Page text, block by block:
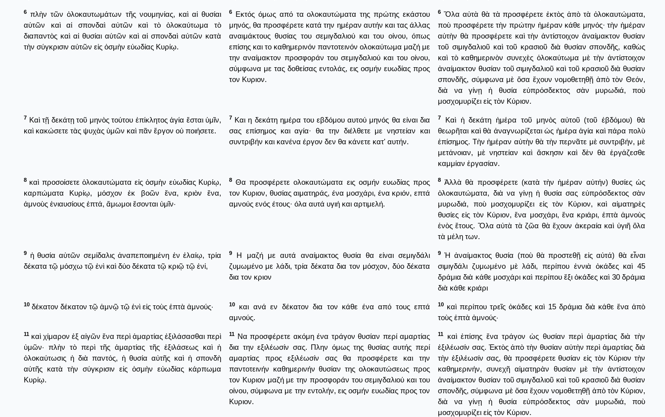
6 πλὴν τῶν ὁλοκαυτωμάτων τῆς νουμηνίας, καὶ αἱ θυσίαι
αὐτῶν καὶ αἱ σπονδαὶ αὐτῶν καὶ τὸ ὁλοκαύτωμα τὸ
διαπαντὸς καὶ αἱ θυσίαι αὐτῶν καὶ αἱ σπονδαὶ αὐτῶν κατὰ
τὴν σύγκρισιν αὐτῶν εἰς ὀσμὴν εὐωδίας Κυρίῳ.
6
Εκτός όμως από τα ολοκαυτώματα της πρώτης εκάστου
μηνός, θα προσφέρετε κατά την ημέραν αυτήν και τας άλλας
αναιμάκτους θυσίας του σεμιγδαλιού και του οίνου, όπως
επίσης και το καθημερινόν παντοτεινόν ολοκαύτωμα μαζή με
την αναίμακτον προσφοράν του σεμιγδαλιού και του οίνου,
σύμφωνα με τας δοθείσας εντολάς, εις οσμήν ευωδίας προς
τον Κυριον.
6 Ὅλα αὐτὰ θὰ τὰ προσφέρετε ἐκτὸς ἀπὸ τὰ ὁλοκαυτώματα,
ποὺ προσφέρετε τὴν πρώτην ἡμέραν κάθε μηνός· τὴν ἡμέραν
αὐτὴν θὰ προσφέρετε καὶ τὴν ἀντίστοιχον ἀναίμακτον θυσίαν
τοῦ σιμιγδαλιοῦ καὶ τοῦ κρασιοῦ διὰ θυσίαν σπονδῆς, καθὼς
καὶ τὸ καθημερινὸν συνεχὲς ὁλοκαύτωμα μὲ τὴν ἀντίστοιχον
ἀναίμακτον θυσίαν τοῦ σιμιγδαλιοῦ καὶ τοῦ κρασιοῦ διὰ θυσίαν
σπονδῆς, σύμφωνα μὲ ὅσα ἔχουν νομοθετηθῇ ἀπὸ τὸν Θεόν,
διὰ να γίνῃ ἡ θυσία εὐπρόσδεκτος σὰν μυρωδιά, ποὺ
μοσχομυρίζει εἰς τὸν Κύριον.
7 Καὶ τῇ δεκάτῃ τοῦ μηνὸς τούτου ἐπίκλητος ἁγία ἔσται ὑμῖν,
καὶ κακώσετε τὰς ψυχὰς ὑμῶν καὶ πᾶν ἔργον οὐ ποιήσετε.
7 Και η δεκάτη ημέρα του εβδόμου αυτού μηνός θα είναι δια
σας επίσημος και αγία· θα την διέλθετε με νηστείαν και
συντριβήν και κανένα έργον δεν θα κάνετε κατ' αυτήν.
7
Καὶ ἡ δεκάτη ἡμέρα τοῦ μηνὸς αὐτοῦ (τοῦ ἑβδόμου) θὰ
θεωρῆται καὶ θὰ ἀναγνωρίζεται ὡς ἡμέρα ἁγία καὶ πάρα πολὺ
ἐπίσημος. Τὴν ἡμέραν αὐτὴν θὰ τὴν περνᾶτε μὲ συντριβήν, μὲ
μετάνοιαν, μὲ νηστείαν καὶ ἄσκησιν καὶ δὲν θὰ ἐργάζεσθε
καμμίαν ἐργασίαν.
8 καὶ προσοίσετε ὁλοκαυτώματα εἰς ὀσμὴν εὐωδίας Κυρίῳ,
καρπώματα Κυρίῳ, μόσχον ἐκ βοῶν ἕνα, κριὸν ἕνα,
ἀμνοὺς ἐνιαυσίους ἑπτά, ἄμωμοι ἔσονται ὑμῖν·
8 Θα προσφέρετε ολοκαυτώματα εις οσμήν ευωδίας προς
τον Κυριον, θυσίας αιματηράς, ένα μοσχάρι, ένα κριόν, επτά
αμνούς ενός έτους· όλα αυτά υγιή και αρτιμελή.
8 Ἀλλὰ θὰ προσφέρετε (κατὰ τὴν ἡμέραν αὐτήν) θυσίες ὠς
ὁλοκαυτώματα, διὰ να γίνῃ ἡ θυσία σας εὐπρόσδεκτος σὰν
μυρωδιά, ποὺ μοσχομυρίζει εἰς τὸν Κύριον, καὶ αἱματηρὲς
θυσίες εἰς τὸν Κύριον, ἕνα μοσχάρι, ἕνα κριάρι, ἑπτὰ ἀμνοὺς
ἐνὸς ἔτους. Ὅλα αὐτὰ τὰ ζῶα θὰ ἔχουν ἀκεραία καὶ ὑγιῆ ὅλα
τὰ μέλη των.
9 ἡ θυσία αὐτῶν σεμίδαλις ἀναπεποιημένη ἐν ἐλαίῳ, τρία
δέκατα τῷ μόσχω τῷ ἑνὶ καὶ δύο δέκατα τῷ κριῷ τῷ ἑνί,
9
Η μαζή με αυτά αναίμακτος θυσία θα είναι σεμιγδάλι
ζυμωμένο με λάδι, τρία δέκατα δια τον μόσχον, δύο δέκατα
δια τον κριον
9 Ἡ ἀναίμακτος θυσία (ποὺ θὰ προστεθῇ εἰς αὐτά) θὰ εἶναι
σιμιγδάλι ζυμωμένο μὲ λάδι, περίπου ἐννιὰ ὀκάδες καὶ 45
δράμια διὰ κάθε μοσχάρι καὶ περίπου ἕξι ὀκάδες καὶ 30 δράμια
διὰ κάθε κριάρι
10 δέκατον δέκατον τῷ ἁμνῷ τῷ ἑνὶ εἰς τοὺς ἑπτὰ ἀμνούς· 10
και ανά εν δέκατον δια τον κάθε ένα από τους επτά
αμνούς.
10 καὶ περίπου τρεῖς ὀκάδες καὶ 15 δράμια διὰ κάθε ἕνα ἀπὸ
τοὺς ἑπτὰ ἀμνούς·
11 καὶ χίμαρον ἐξ αἰγῶν ἕνα περὶ ἁμαρτίας ἐξιλάσασθαι περὶ
ὑμῶν· πλὴν τὸ περὶ τῆς ἁμαρτίας τῆς ἐξιλάσεως καὶ ἠ
ὁλοκαύτωσις ἡ διὰ παντός, ἡ θυσία αὐτῆς καὶ ἡ σπονδὴ
αὐτῆς κατὰ τὴν σύγκρισιν εἰς ὀσμὴν εὐωδίας κάρπωμα
Κυρίῳ.
11 Να προσφέρετε ακόμη ένα τράγον θυσίαν περί αμαρτίας
δια την εξιλέωσίν σας. Πλην όμως της θυσίας αυτής περί
αμαρτίας προς εξιλέωσίν σας θα προσφέρετε και την
παντοτεινήν καθημερινήν θυσίαν της ολοκαυτώσεως προς
τον Κυριον μαζή με την προσφοράν του σεμιγδαλιού και του
οίνου, σύμφωνα με την εντολήν, εις οσμήν ευωδίας προς τον
Κυριον.
11
καὶ ἐπίσης ἕνα τράγον ὡς θυσίαν περὶ ἁμαρτίας διὰ τὴν
ἐξιλέωσίν σας. Ἐκτὸς ἀπὸ τὴν θυσίαν αὐτὴν περὶ ἁμαρτίας διὰ
τὴν ἐξιλέωσίν σας, θὰ προσφέρετε θυσίαν εἰς τὸν Κύριον τὴν
καθημερινήν, συνεχῆ αἱματηρὰν θυσίαν μὲ τὴν ἀντίστοιχον
ἀναίμακτον θυσίαν τοῦ σιμιγδαλιοῦ καὶ τοῦ κρασιοῦ διὰ θυσίαν
σπονδῆς, σύμφωνα μὲ ὅσα ἔχουν νομοθετηθῇ ἀπὸ τὸν Κύριον,
διὰ να γίνῃ ἡ θυσία εὐπρόσδεκτος σὰν μυρωδιά, ποὺ
μοσχομυρίζει εἰς τὸν Κύριον.